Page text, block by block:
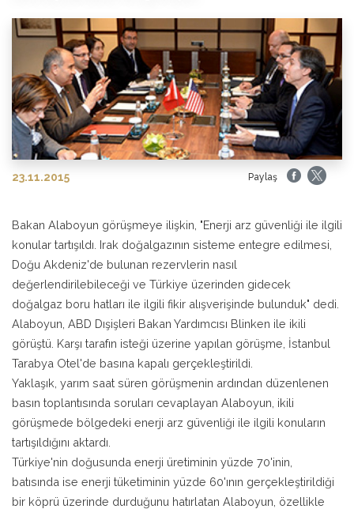
23.11.2015 Paylaş
Bakan Alaboyun görüşmeye ilişkin, "Enerji arz güvenliği ile ilgili
konular tartışıldı. Irak doğalgazının sisteme entegre edilmesi,
Doğu Akdeniz'de bulunan rezervlerin nasıl
değerlendirilebileceği ve Türkiye üzerinden gidecek
doğalgaz boru hatları ile ilgili fikir alışverişinde bulunduk" dedi.
Alaboyun, ABD Dışişleri Bakan Yardımcısı Blinken ile ikili
görüştü. Karşı tarafın isteği üzerine yapılan görüşme, İstanbul
Tarabya Otel'de basına kapalı gerçekleştirildi.
Yaklaşık, yarım saat süren görüşmenin ardından düzenlenen
basın toplantısında soruları cevaplayan Alaboyun, ikili
görüşmede bölgedeki enerji arz güvenliği ile ilgili konuların
tartışıldığını aktardı.
Türkiye'nin doğusunda enerji üretiminin yüzde 70'inin,
batısında ise enerji tüketiminin yüzde 60'ının gerçekleştirildiği
bir köprü üzerinde durduğunu hatırlatan Alaboyun, özellikle